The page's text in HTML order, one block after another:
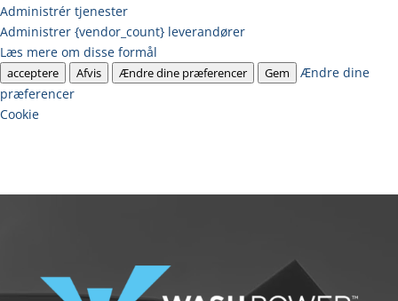
Administrér tjenester
Administrer {vendor_count} leverandører
Læs mere om disse formål
acceptere Afvis Ændre dine præferencer Gem
Ændre dine
præferencer
Cookie